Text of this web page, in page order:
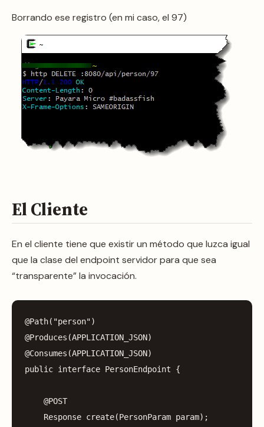
Borrando ese registro (en mi caso, el 97)
El Cliente
En el cliente tiene que existir un método que luzca igual
que la clase del endpoint servidor para que sea
“transparente” la invocación.
@Path( "person")
@Produces (APPLICATION_JSON)
@Consumes (APPLICATION_JSON)
public interface PersonEndpoint {
@POST
Response create(PersonParam param);